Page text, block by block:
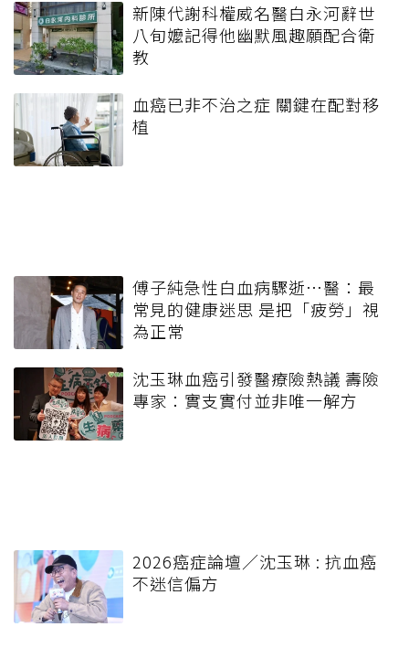
新陳代謝科權威名醫白永河辭世
八旬嬤記得他幽默風趣願配合衛
教
血癌已非不治之症 關鍵在配對移
植
傅子純急性白血病驟逝…醫：最
常見的健康迷思 是把「疲勞」視
為正常
沈玉琳血癌引發醫療險熱議 壽險
專家：實支實付並非唯一解方
2026癌症論壇／沈玉琳 : 抗血癌
不迷信偏方